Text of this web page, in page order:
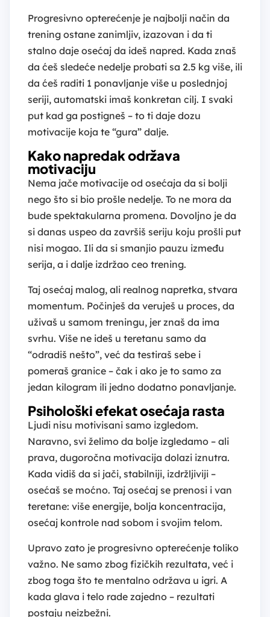
Progresivno opterećenje je najbolji način da
trening ostane zanimljiv, izazovan i da ti
stalno daje osećaj da ideš napred. Kada znaš
da ćeš sledeće nedelje probati sa 2.5 kg više, ili
da ćeš raditi 1 ponavljanje više u poslednjoj
seriji, automatski imaš konkretan cilj. I svaki
put kad ga postigneš – to ti daje dozu
motivacije koja te “gura” dalje.
Kako napredak održava
motivaciju
Nema jače motivacije od osećaja da si bolji
nego što si bio prošle nedelje. To ne mora da
bude spektakularna promena. Dovoljno je da
si danas uspeo da završiš seriju koju prošli put
nisi mogao. Ili da si smanjio pauzu između
serija, a i dalje izdržao ceo trening.
Taj osećaj malog, ali realnog napretka, stvara
momentum. Počinješ da veruješ u proces, da
uživaš u samom treningu, jer znaš da ima
svrhu. Više ne ideš u teretanu samo da
“odradiš nešto”, već da testiraš sebe i
pomeraš granice – čak i ako je to samo za
jedan kilogram ili jedno dodatno ponavljanje.
Psihološki efekat osećaja rasta
Ljudi nisu motivisani samo izgledom.
Naravno, svi želimo da bolje izgledamo – ali
prava, dugoročna motivacija dolazi iznutra.
Kada vidiš da si jači, stabilniji, izdržljiviji –
osećaš se moćno. Taj osećaj se prenosi i van
teretane: više energije, bolja koncentracija,
osećaj kontrole nad sobom i svojim telom.
Upravo zato je progresivno opterećenje toliko
važno. Ne samo zbog fizičkih rezultata, već i
zbog toga što te mentalno održava u igri. A
kada glava i telo rade zajedno – rezultati
postaju neizbežni.